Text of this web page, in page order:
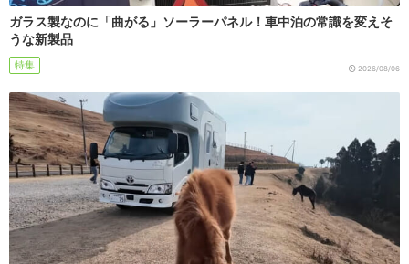
ガラス製なのに「曲がる」ソーラーパネル！車中泊の常識を変えそ
うな新製品
特集 2026/08/06